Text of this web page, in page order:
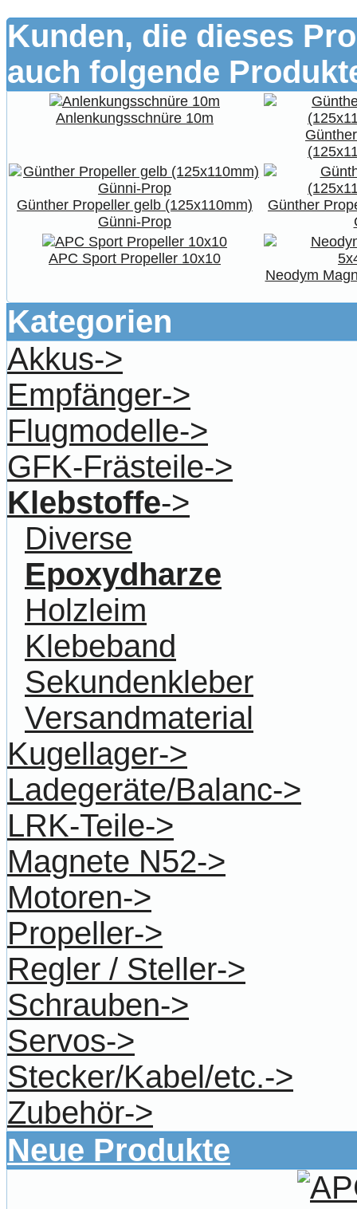
Kunden, die dieses
auch folgende
Anlenkungsschnüre 10m
Günther Propeller gelb (125x110mm)
Günni-Prop
Günther
APC Sport Propeller 10x10
Neodym
Kategorien
Akkus->
Empfänger->
Flugmodelle->
GFK-Frästeile->
Klebstoffe->
Diverse
Epoxydharze
Holzleim
Klebeband
Sekundenkleber
Versandmaterial
Kugellager->
Ladegeräte/Balanc->
LRK-Teile->
Magnete N52->
Motoren->
Propeller->
Regler / Steller->
Schrauben->
Servos->
Stecker/Kabel/etc.->
Zubehör->
Neue Produkte